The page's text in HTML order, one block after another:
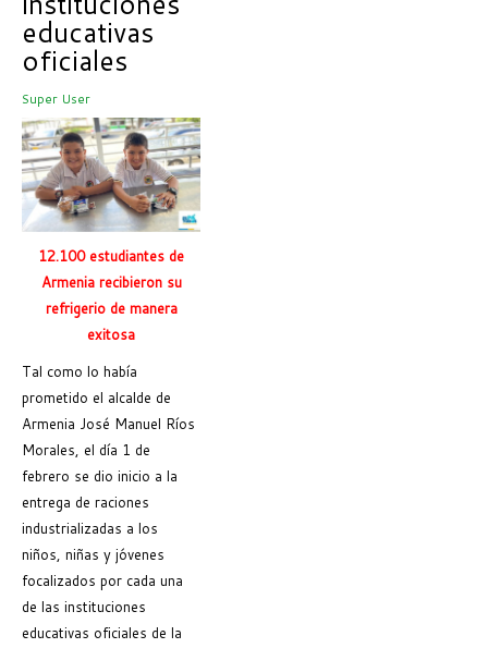
educativas
oficiales
Super User
12.100 estudiantes de
Armenia recibieron su
refrigerio de manera
exitosa
Tal como lo había
prometido el alcalde de
Armenia José Manuel Ríos
Morales, el día 1 de
febrero se dio inicio a la
entrega de raciones
industrializadas a los
niños, niñas y jóvenes
focalizados por cada una
de las instituciones
educativas oficiales de la